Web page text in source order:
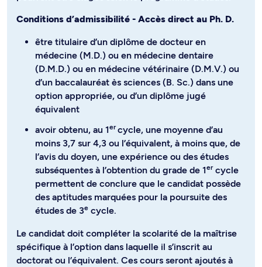
Conditions d’admissibilité - Accès direct au Ph. D.
être titulaire d’un diplôme de docteur en
médecine (M.D.) ou en médecine dentaire
(D.M.D.) ou en médecine vétérinaire (D.M.V.) ou
d’un baccalauréat ès sciences (B. Sc.) dans une
option appropriée, ou d’un diplôme jugé
équivalent
avoir obtenu, au 1ercycle, une moyenne d’au
moins 3,7 sur 4,3 ou l’équivalent, à moins que, de
l’avis du doyen, une expérience ou des études
subséquentes à l’obtention du grade de 1ercycle
permettent de conclure que le candidat possède
des aptitudes marquées pour la poursuite des
études de 3e cycle.
Le candidat doit compléter la scolarité de la maîtrise
spécifique à l’option dans laquelle il s’inscrit au
doctorat ou l’équivalent. Ces cours seront ajoutés à